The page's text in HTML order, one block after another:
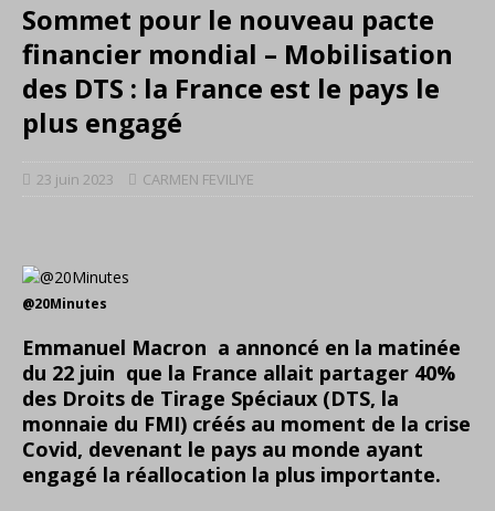
Sommet pour le nouveau pacte
financier mondial – Mobilisation
des DTS : la France est le pays le
plus engagé
23 juin 2023 CARMEN FEVILIYE
@20Minutes
Emmanuel Macron a annoncé en la matinée
du 22 juin que la France allait partager 40%
des Droits de Tirage Spéciaux (DTS, la
monnaie du FMI) créés au moment de la crise
Covid, devenant le pays au monde ayant
engagé la réallocation la plus importante.